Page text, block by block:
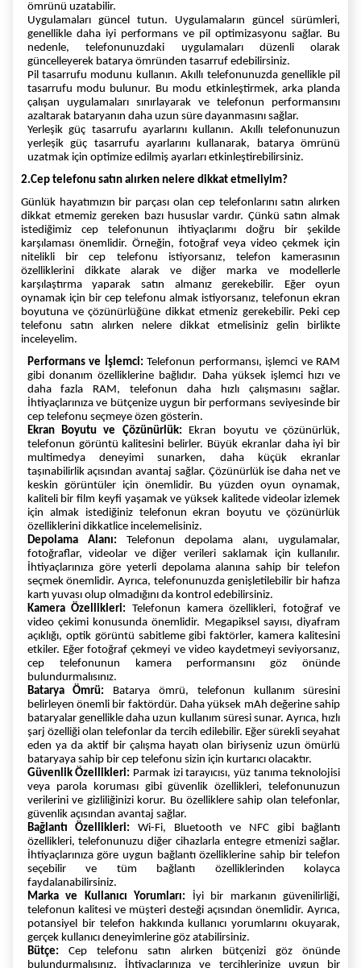
ömrünü uzatabilir.
Uygulamaları güncel tutun. Uygulamaların güncel sürümleri,
genellikle daha iyi performans ve pil optimizasyonu sağlar. Bu
nedenle, telefonunuzdaki uygulamaları düzenli olarak
güncelleyerek batarya ömründen tasarruf edebilirsiniz.
Pil tasarrufu modunu kullanın. Akıllı telefonunuzda genellikle pil
tasarrufu modu bulunur. Bu modu etkinleştirmek, arka planda
çalışan uygulamaları sınırlayarak ve telefonun performansını
azaltarak bataryanın daha uzun süre dayanmasını sağlar.
Yerleşik güç tasarrufu ayarlarını kullanın. Akıllı telefonunuzun
yerleşik güç tasarrufu ayarlarını kullanarak, batarya ömrünü
uzatmak için optimize edilmiş ayarları etkinleştirebilirsiniz.
2.Cep telefonu satın alırken nelere dikkat etmeliyim?
Günlük hayatımızın bir parçası olan cep telefonlarını satın alırken
dikkat etmemiz gereken bazı hususlar vardır. Çünkü satın almak
istediğimiz cep telefonunun ihtiyaçlarımı doğru bir şekilde
karşılaması önemlidir. Örneğin, fotoğraf veya video çekmek için
nitelikli bir cep telefonu istiyorsanız, telefon kamerasının
özelliklerini dikkate alarak ve diğer marka ve modellerle
karşılaştırma yaparak satın almanız gerekebilir. Eğer oyun
oynamak için bir cep telefonu almak istiyorsanız, telefonun ekran
boyutuna ve çözünürlüğüne dikkat etmeniz gerekebilir. Peki cep
telefonu satın alırken nelere dikkat etmelisiniz gelin birlikte
inceleyelim.
Performans ve İşlemci: Telefonun performansı, işlemci ve RAM
gibi donanım özelliklerine bağlıdır. Daha yüksek işlemci hızı ve
daha fazla RAM, telefonun daha hızlı çalışmasını sağlar.
İhtiyaçlarınıza ve bütçenize uygun bir performans seviyesinde bir
cep telefonu seçmeye özen gösterin.
Ekran Boyutu ve Çözünürlük: Ekran boyutu ve çözünürlük,
telefonun görüntü kalitesini belirler. Büyük ekranlar daha iyi bir
multimedya deneyimi sunarken, daha küçük ekranlar
taşınabilirlik açısından avantaj sağlar. Çözünürlük ise daha net ve
keskin görüntüler için önemlidir. Bu yüzden oyun oynamak,
kaliteli bir film keyfi yaşamak ve yüksek kalitede videolar izlemek
için almak istediğiniz telefonun ekran boyutu ve çözünürlük
özelliklerini dikkatlice incelemelisiniz.
Depolama Alanı: Telefonun depolama alanı, uygulamalar,
fotoğraflar, videolar ve diğer verileri saklamak için kullanılır.
İhtiyaçlarınıza göre yeterli depolama alanına sahip bir telefon
seçmek önemlidir. Ayrıca, telefonunuzda genişletilebilir bir hafıza
kartı yuvası olup olmadığını da kontrol edebilirsiniz.
Kamera Özellikleri: Telefonun kamera özellikleri, fotoğraf ve
video çekimi konusunda önemlidir. Megapiksel sayısı, diyafram
açıklığı, optik görüntü sabitleme gibi faktörler, kamera kalitesini
etkiler. Eğer fotoğraf çekmeyi ve video kaydetmeyi seviyorsanız,
cep telefonunun kamera performansını göz önünde
bulundurmalısınız.
Batarya Ömrü: Batarya ömrü, telefonun kullanım süresini
belirleyen önemli bir faktördür. Daha yüksek mAh değerine sahip
bataryalar genellikle daha uzun kullanım süresi sunar. Ayrıca, hızlı
şarj özelliği olan telefonlar da tercih edilebilir. Eğer sürekli seyahat
eden ya da aktif bir çalışma hayatı olan biriyseniz uzun ömürlü
bataryaya sahip bir cep telefonu sizin için kurtarıcı olacaktır.
Güvenlik Özellikleri: Parmak izi tarayıcısı, yüz tanıma teknolojisi
veya parola koruması gibi güvenlik özellikleri, telefonunuzun
verilerini ve gizliliğinizi korur. Bu özelliklere sahip olan telefonlar,
güvenlik açısından avantaj sağlar.
Bağlantı Özellikleri: Wi-Fi, Bluetooth ve NFC gibi bağlantı
özellikleri, telefonunuzu diğer cihazlarla entegre etmenizi sağlar.
İhtiyaçlarınıza göre uygun bağlantı özelliklerine sahip bir telefon
seçebilir ve tüm bağlantı özelliklerinden kolayca
faydalanabilirsiniz.
Marka ve Kullanıcı Yorumları: İyi bir markanın güvenilirliği,
telefonun kalitesi ve müşteri desteği açısından önemlidir. Ayrıca,
potansiyel bir telefon hakkında kullanıcı yorumlarını okuyarak,
gerçek kullanıcı deneyimlerine göz atabilirsiniz.
Bütçe: Cep telefonu satın alırken bütçenizi göz önünde
bulundurmalısınız. İhtiyaçlarınıza ve tercihlerinize uygun bir